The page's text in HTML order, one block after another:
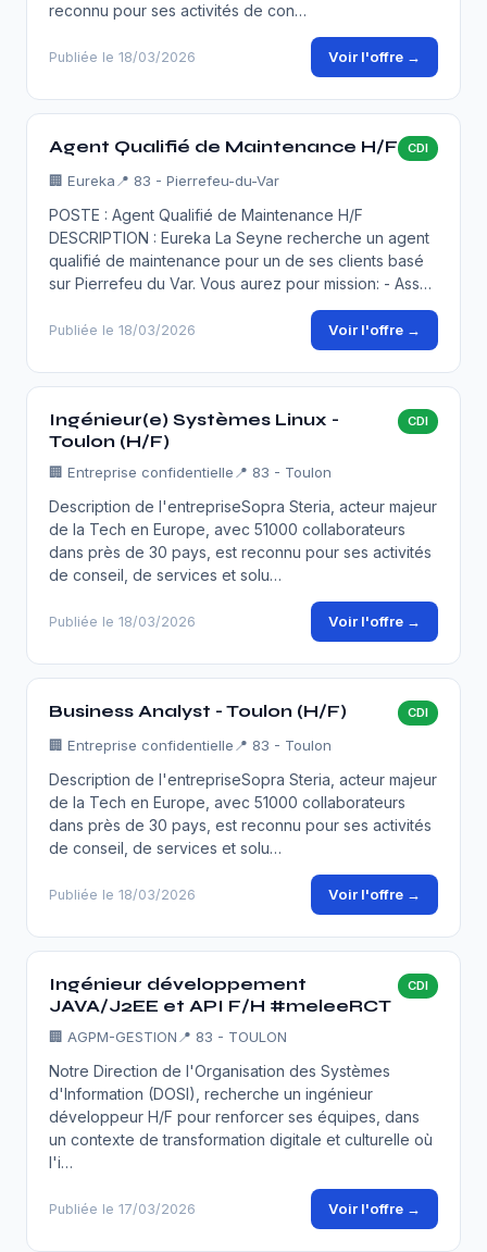
reconnu pour ses activités de con…
Publiée le 18/03/2026 Voir l'offre →
Agent Qualifié de Maintenance H/F CDI
🏢 Eureka 📍 83 - Pierrefeu-du-Var
POSTE : Agent Qualifié de Maintenance H/F
DESCRIPTION : Eureka La Seyne recherche un agent
qualifié de maintenance pour un de ses clients basé
sur Pierrefeu du Var. Vous aurez pour mission: - Ass…
Publiée le 18/03/2026 Voir l'offre →
Ingénieur(e) Systèmes Linux -
Toulon (H/F)
CDI
🏢 Entreprise confidentielle 📍 83 - Toulon
Description de l'entrepriseSopra Steria, acteur majeur
de la Tech en Europe, avec 51000 collaborateurs
dans près de 30 pays, est reconnu pour ses activités
de conseil, de services et solu…
Publiée le 18/03/2026 Voir l'offre →
Business Analyst - Toulon (H/F) CDI
🏢 Entreprise confidentielle 📍 83 - Toulon
Description de l'entrepriseSopra Steria, acteur majeur
de la Tech en Europe, avec 51000 collaborateurs
dans près de 30 pays, est reconnu pour ses activités
de conseil, de services et solu…
Publiée le 18/03/2026 Voir l'offre →
Ingénieur développement
JAVA/J2EE et API F/H #meleeRCT
CDI
🏢 AGPM-GESTION 📍 83 - TOULON
Notre Direction de l'Organisation des Systèmes
d'Information (DOSI), recherche un ingénieur
développeur H/F pour renforcer ses équipes, dans
un contexte de transformation digitale et culturelle où
l'i…
Publiée le 17/03/2026 Voir l'offre →